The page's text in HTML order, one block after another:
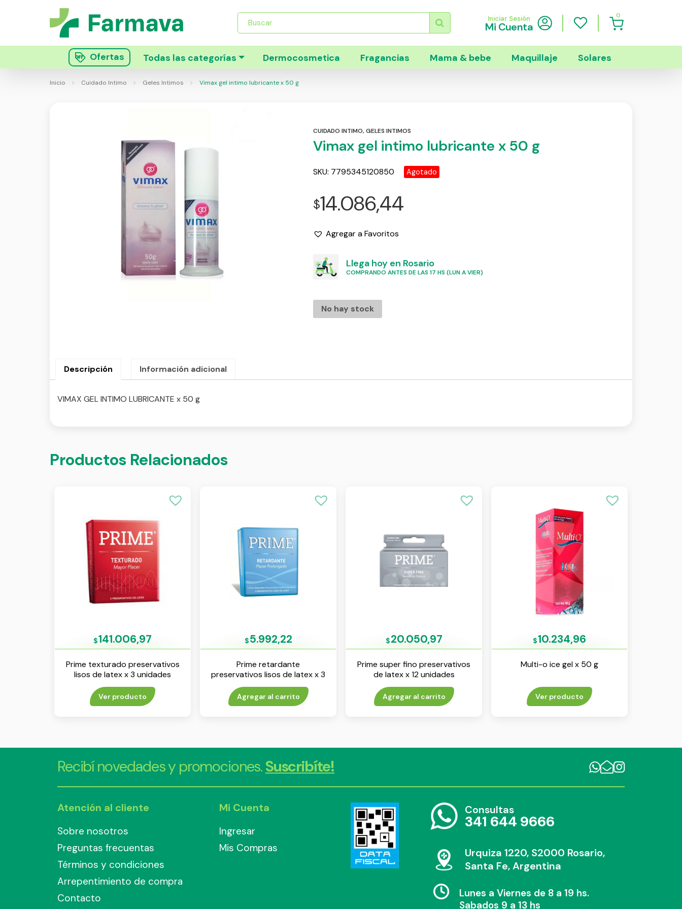
Búsqueda
productos
Iniciar Sesión
Mi Cuenta
0
Ofertas Todas las categorías Dermocosmetica Fragancias Mama & bebe Maquillaje Solares
Inicio Cuidado Intimo Geles Intimos Vimax gel intimo lubricante x 50 g
CUIDADO INTIMO,GELES INTIMOS
Vimax gel intimo lubricante x 50 g
SKU: 7795345120850 Agotado
$14.086,44
Agregar a Favoritos
Llega hoy en Rosario
COMPRANDO ANTES DE LAS 17 HS (LUN A VIER)
No hay stock
Descripción Información adicional
VIMAX GEL INTIMO LUBRICANTE x 50 g
Productos Relacionados
$141.006,97
Prime texturado preservativos
lisos de latex x 3 unidades
Ver producto
$5.992,22
Prime retardante
preservativos lisos de latex x 3
unidades
Agregar al carrito
$20.050,97
Prime super fino preservativos
de latex x 12 unidades
Agregar al carrito
$10.234,96
Multi-o ice gel x 50 g
Ver producto
Recibí novedades y promociones.Suscribíte!
Atención al cliente
Sobre nosotros
Preguntas frecuentas
Términos y condiciones
Arrepentimiento de compra
Contacto
Mi Cuenta
Ingresar
Mis Compras
Consultas
341 644 9666
Urquiza 1220, S2000 Rosario,
Santa Fe, Argentina
Lunes a Viernes de 8 a 19 hs.
Sabados 9 a 13 hs